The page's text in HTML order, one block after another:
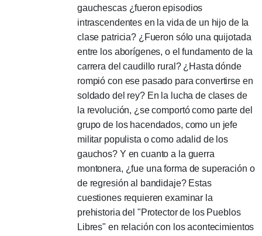
gauchescas ¿fueron episodios
intrascendentes en la vida de un hijo de la
clase patricia? ¿Fueron sólo una quijotada
entre los aborígenes, o el fundamento de la
carrera del caudillo rural? ¿Hasta dónde
rompió con ese pasado para convertirse en
soldado del rey? En la lucha de clases de
la revolución, ¿se comportó como parte del
grupo de los hacendados, como un jefe
militar populista o como adalid de los
gauchos? Y en cuanto a la guerra
montonera, ¿fue una forma de superación o
de regresión al bandidaje? Estas
cuestiones requieren examinar la
prehistoria del "Protector de los Pueblos
Libres" en relación con los acontecimientos